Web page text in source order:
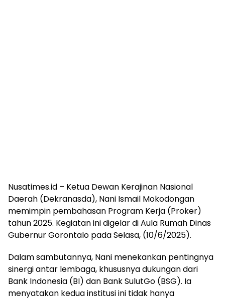
Nusatimes.id – Ketua Dewan Kerajinan Nasional
Daerah (Dekranasda), Nani Ismail Mokodongan
memimpin pembahasan Program Kerja (Proker)
tahun 2025. Kegiatan ini digelar di Aula Rumah Dinas
Gubernur Gorontalo pada Selasa, (10/6/2025).
Dalam sambutannya, Nani menekankan pentingnya
sinergi antar lembaga, khususnya dukungan dari
Bank Indonesia (BI) dan Bank SulutGo (BSG). Ia
menyatakan kedua institusi ini tidak hanya